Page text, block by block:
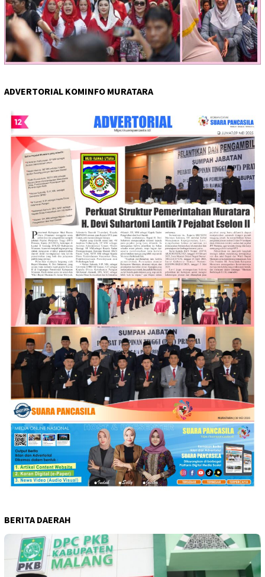
ADVERTORIAL KOMINFO MURATARA
BERITA DAERAH